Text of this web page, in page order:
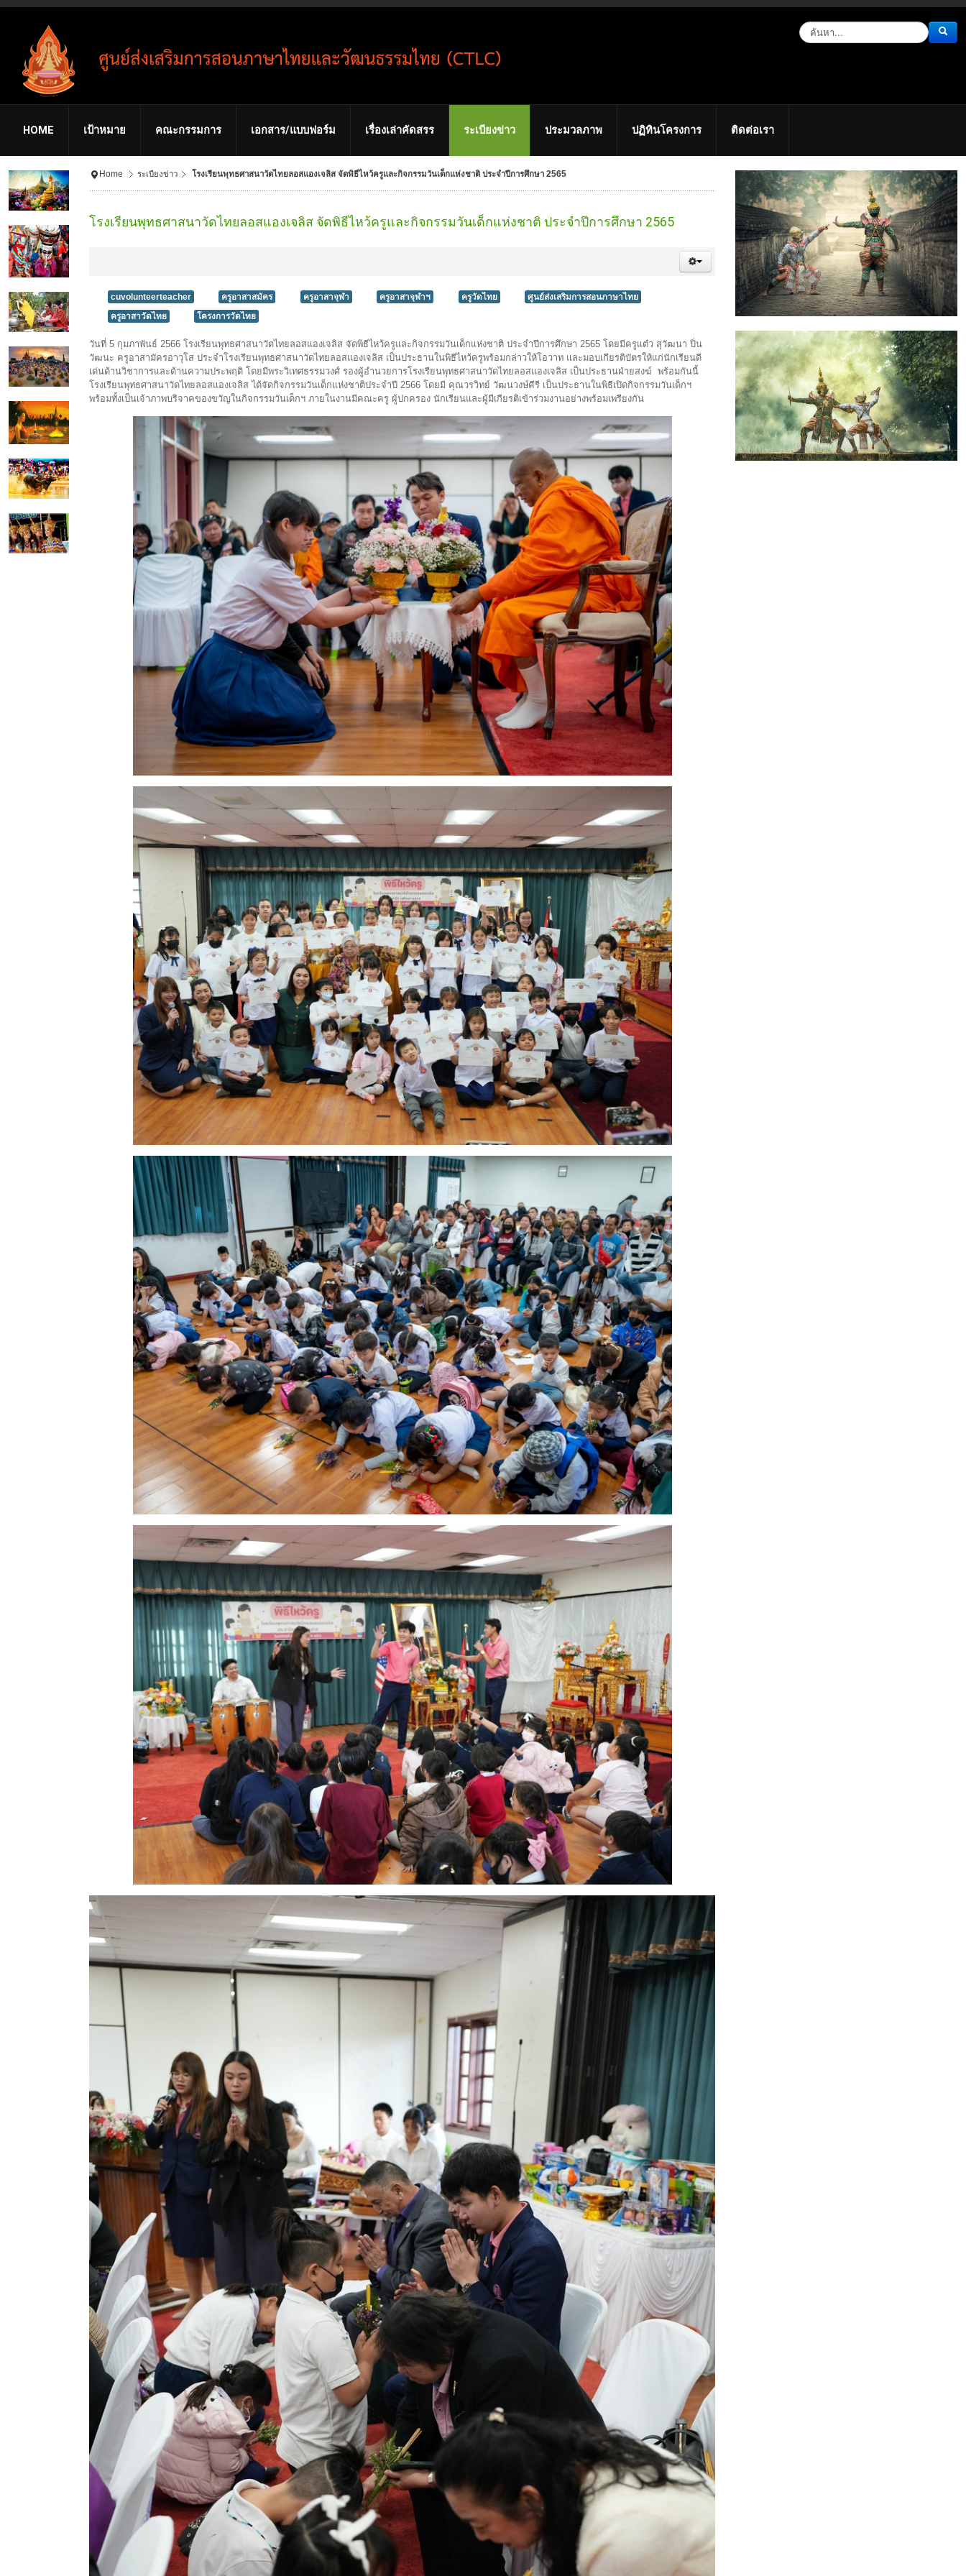
HOME เป้าหมาย คณะกรรมการ เอกสาร/แบบฟอร์ม เรื่องเล่าคัดสรร ระเบียงข่าว ประมวลภาพ ปฏิทินโครงการ ติดต่อเรา
Home ระเบียงข่าว โรงเรียนพุทธศาสนาวัดไทยลอสแองเจลิส จัดพิธีไหว้ครูและกิจกรรมวันเด็กแห่งชาติ ประจำปีการศึกษา 2565
โรงเรียนพุทธศาสนาวัดไทยลอสแองเจลิส จัดพิธีไหว้ครูและกิจกรรมวันเด็กแห่งชาติ ประจำปีการศึกษา 2565
cuvolunteerteacher ครูอาสาสมัคร ครูอาสาจุฬา ครูอาสาจุฬาฯ ครูวัดไทย
ศูนย์ส่งเสริมการสอนภาษาไทย
ครูอาสาวัดไทย
โครงการวัดไทย
วันที่ 5 กุมภาพันธ์ 2566 โรงเรียนพุทธศาสนาวัดไทยลอสแองเจลิส จัดพิธีไหว้ครูและกิจกรรมวันเด็กแห่งชาติ ประจำปีการศึกษา 2565 โดยมีครูแต๋ว สุวัฒนา ปิ่น
วัฒนะ ครูอาสามัครอาวุโส ประจำโรงเรียนพุทธศาสนาวัดไทยลอสแองเจลิส เป็นประธานในพิธีไหว้ครูพร้อมกล่าวให้โอวาท และมอบเกียรติบัตรให้แก่นักเรียนดี
เด่นด้านวิชาการและด้านความประพฤติ โดยมีพระวิเทศธรรมวงศ์ รองผู้อำนวยการโรงเรียนพุทธศาสนาวัดไทยลอสแองเจลิส เป็นประธานฝ่ายสงฆ์ พร้อมกันนี้
โรงเรียนพุทธศาสนาวัดไทยลอสแองเจลิส ได้จัดกิจกรรมวันเด็กแห่งชาติประจำปี 2566 โดยมี คุณวรวิทย์ วัฒนวงษ์คีรี เป็นประธานในพิธีเปิดกิจกรรมวันเด็กฯ
พร้อมทั้งเป็นเจ้าภาพบริจาคของขวัญในกิจกรรมวันเด็กฯ ภายในงานมีคณะครู ผู้ปกครอง นักเรียนและผู้มีเกียรติเข้าร่วมงานอย่างพร้อมเพรียงกัน